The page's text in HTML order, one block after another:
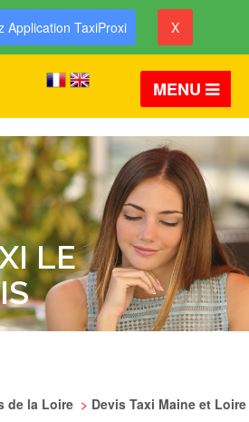
Application TaxiProxi X
MENU
LE
de la Loire > Devis Taxi Maine et Loire